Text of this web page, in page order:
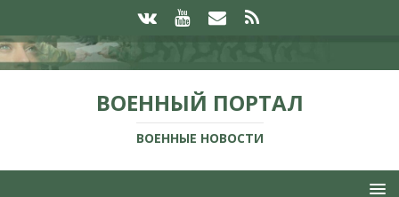
ВОЕННЫЙ ПОРТАЛ
ВОЕННЫЕ НОВОСТИ